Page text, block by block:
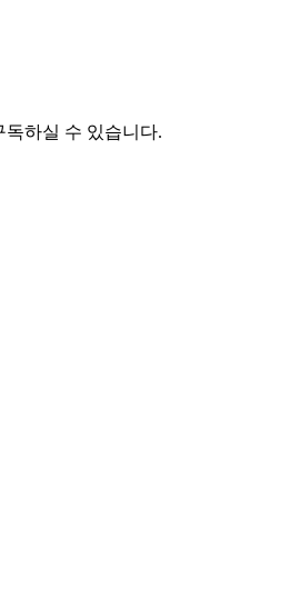
하실 수 있습니다.